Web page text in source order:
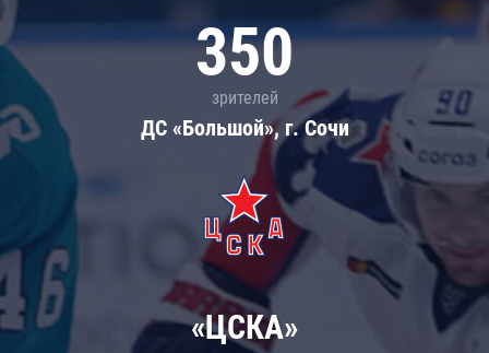
350
зрителей
ДС «Большой», г. Сочи
«ЦСКА»